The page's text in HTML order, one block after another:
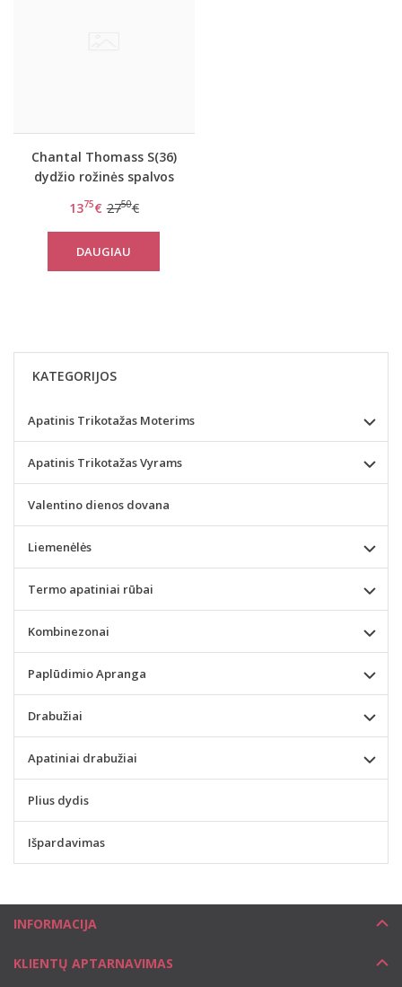
Chantal Thomass S(36)
dydžio rožinės spalvos
1375€ 2750€
DAUGIAU
KATEGORIJOS
Apatinis Trikotažas Moterims
Apatinis Trikotažas Vyrams
Valentino dienos dovana
Liemenėlės
Termo apatiniai rūbai
Kombinezonai
Paplūdimio Apranga
Drabužiai
Apatiniai drabužiai
Plius dydis
Išpardavimas
INFORMACIJA
KLIENTŲ APTARNAVIMAS